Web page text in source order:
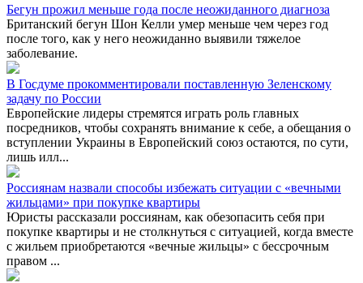
Бегун прожил меньше года после неожиданного диагноза
Британский бегун Шон Келли умер меньше чем через год
после того, как у него неожиданно выявили тяжелое
заболевание.
В Госдуме прокомментировали поставленную Зеленскому
задачу по России
Европейские лидеры стремятся играть роль главных
посредников, чтобы сохранять внимание к себе, а обещания о
вступлении Украины в Европейский союз остаются, по сути,
лишь илл...
Россиянам назвали способы избежать ситуации с «вечными
жильцами» при покупке квартиры
Юристы рассказали россиянам, как обезопасить себя при
покупке квартиры и не столкнуться с ситуацией, когда вместе
с жильем приобретаются «вечные жильцы» с бессрочным
правом ...